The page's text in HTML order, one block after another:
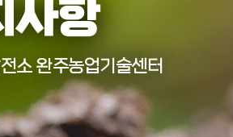
사항
소 완주농업기술센터